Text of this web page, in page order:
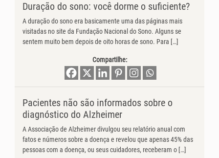
Duração do sono: você dorme o suficiente?
A duração do sono era basicamente uma das páginas mais
visitadas no site da Fundação Nacional do Sono. Alguns se
sentem muito bem depois de oito horas de sono. Para […]
Compartilhe:
Pacientes não são informados sobre o
diagnóstico do Alzheimer
A Associação de Alzheimer divulgou seu relatório anual com
fatos e números sobre a doença e revelou que apenas 45% das
pessoas com a doença, ou seus cuidadores, receberam o […]